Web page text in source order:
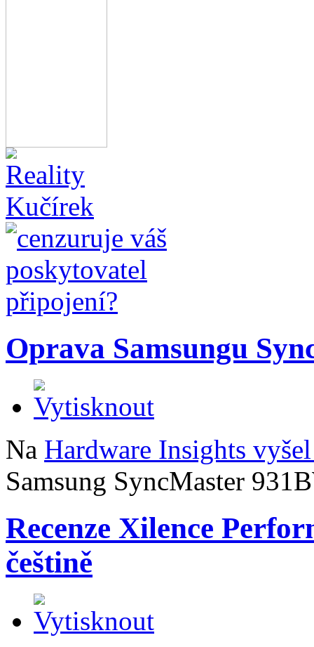
Oprava Samsungu
Na Hardware Insights
Samsung SyncMaster
Recenze Xilence
češtině